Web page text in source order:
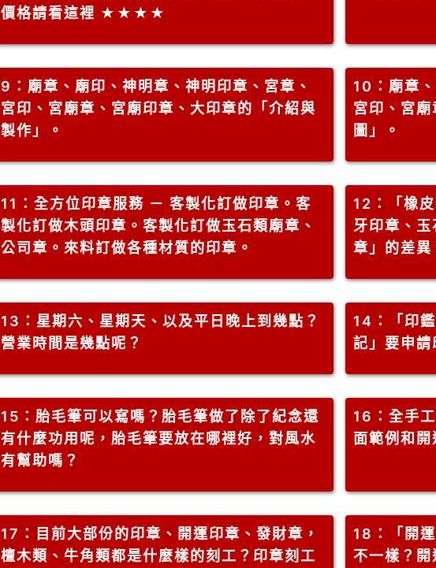
價格請看這裡 ★★★★
9 ：廟章、廟印、神明章、神明印章、宮章、
宮印、宮廟章、宮廟印章、大印章的「介紹與
製作」。
10 ：廟章
宮印、宮
圖」。
11 ：全方位印章服務 － 客製化訂做印章。客
製化訂做木頭印章。客製化訂做玉石類廟章、
公司章。來料訂做各種材質的印章。
12 ：「橡
牙印章、
章」的差異
13 ：星期六、星期天、以及平日晚上到幾點？
營業時間是幾點呢？
14 ：「印
記」要申請
15 ：胎毛筆可以寫嗎？胎毛筆做了除了紀念還
有什麼功用呢，胎毛筆要放在哪裡好，對風水
有幫助嗎？
16 ：全手
面範例和開
17 ：目前大部份的印章、開運印章、發財章，
檀木類、牛角類都是什麼樣的刻工？印章刻工
18 ：「開
不一樣？開